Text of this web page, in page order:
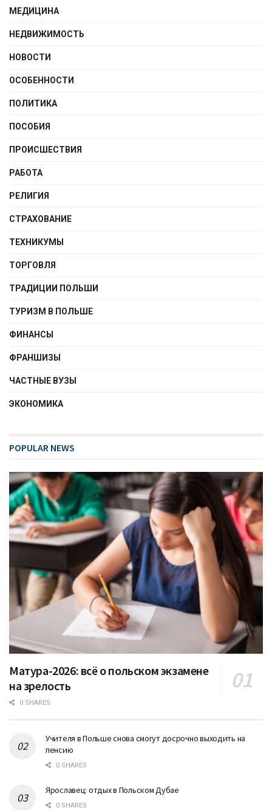
МЕДИЦИНА
НЕДВИЖИМОСТЬ
НОВОСТИ
ОСОБЕННОСТИ
ПОЛИТИКА
ПОСОБИЯ
ПРОИСШЕСТВИЯ
РАБОТА
РЕЛИГИЯ
СТРАХОВАНИЕ
ТЕХНИКУМЫ
ТОРГОВЛЯ
ТРАДИЦИИ ПОЛЬШИ
ТУРИЗМ В ПОЛЬШЕ
ФИНАНСЫ
ФРАНШИЗЫ
ЧАСТНЫЕ ВУЗЫ
ЭКОНОМИКА
POPULAR NEWS
Матура-2026: всё о польском экзамене
на зрелость
0 SHARES
Учителя в Польше снова смогут досрочно выходить на
пенсию
0 SHARES
Ярославец: отдых в Польском Дубае
0 SHARES